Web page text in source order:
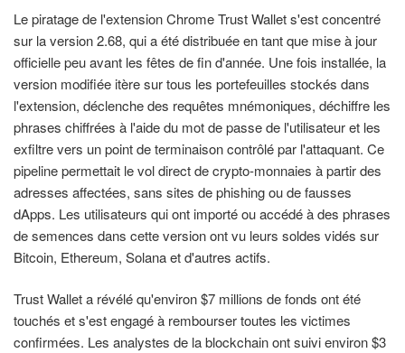
Le piratage de l'extension Chrome Trust Wallet s'est concentré
sur la version 2.68, qui a été distribuée en tant que mise à jour
officielle peu avant les fêtes de fin d'année. Une fois installée, la
version modifiée itère sur tous les portefeuilles stockés dans
l'extension, déclenche des requêtes mnémoniques, déchiffre les
phrases chiffrées à l'aide du mot de passe de l'utilisateur et les
exfiltre vers un point de terminaison contrôlé par l'attaquant. Ce
pipeline permettait le vol direct de crypto-monnaies à partir des
adresses affectées, sans sites de phishing ou de fausses
dApps. Les utilisateurs qui ont importé ou accédé à des phrases
de semences dans cette version ont vu leurs soldes vidés sur
Bitcoin, Ethereum, Solana et d'autres actifs.
Trust Wallet a révélé qu'environ $7 millions de fonds ont été
touchés et s'est engagé à rembourser toutes les victimes
confirmées. Les analystes de la blockchain ont suivi environ $3